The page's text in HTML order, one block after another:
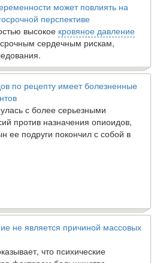
может повлиять на
перспективе
высокое кровяное давление
сердечным рискам,
по рецепту имеет болезненные
с более серьезными
против назначения опиоидов,
ее подруги покончил с собой в
не является причиной массовых
что психические